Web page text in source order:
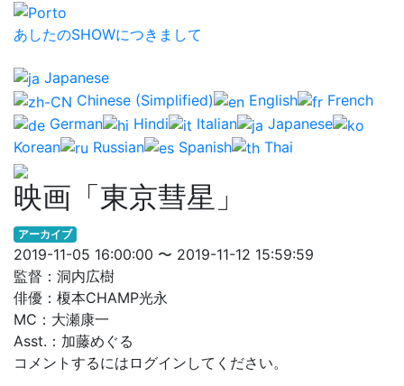
あしたのSHOWにつきまして
Japanese
Chinese (Simplified)
English
French
German
Hindi Italian
Japanese
Korean
Russian Spanish Thai
映画「東京彗星」
アーカイブ
2019-11-05 16:00:00 〜 2019-11-12 15:59:59
監督：洞内広樹
俳優：榎本CHAMP光永
MC：大瀬康一
Asst.：加藤めぐる
コメントするにはログインしてください。